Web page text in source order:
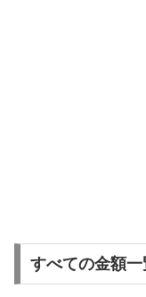
すべての金額一